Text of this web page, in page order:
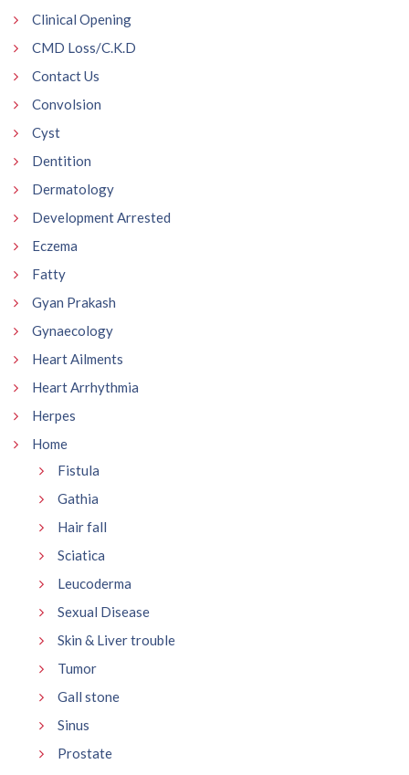
Clinical Opening
CMD Loss/C.K.D
Contact Us
Convolsion
Cyst
Dentition
Dermatology
Development Arrested
Eczema
Fatty
Gyan Prakash
Gynaecology
Heart Ailments
Heart Arrhythmia
Herpes
Home
Fistula
Gathia
Hair fall
Sciatica
Leucoderma
Sexual Disease
Skin & Liver trouble
Tumor
Gall stone
Sinus
Prostate